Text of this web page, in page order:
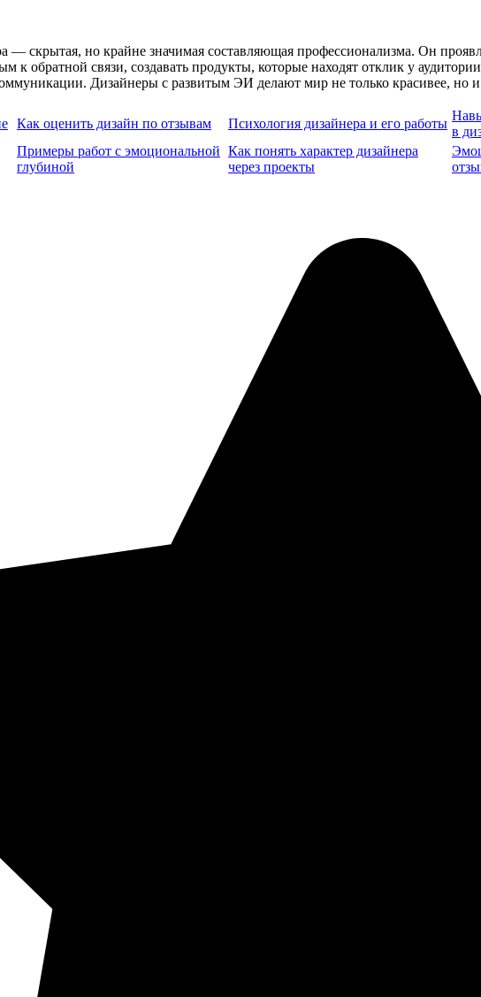
— скрытая, но крайне значимая составляющая профессионализма. Он
к обратной связи, создавать продукты, которые находят отклик у
Дизайнеры с развитым ЭИ делают мир не только красивее, но и
Как оценить дизайн по отзывам Психология дизайнера и его работы
в
Примеры работ с эмоциональной
глубиной
Как понять характер дизайнера
через проекты